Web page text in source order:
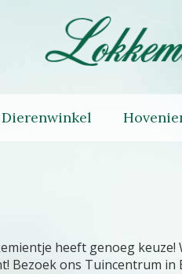
Dierenwinkel
heeft genoeg
Bezoek ons Tuincentrum